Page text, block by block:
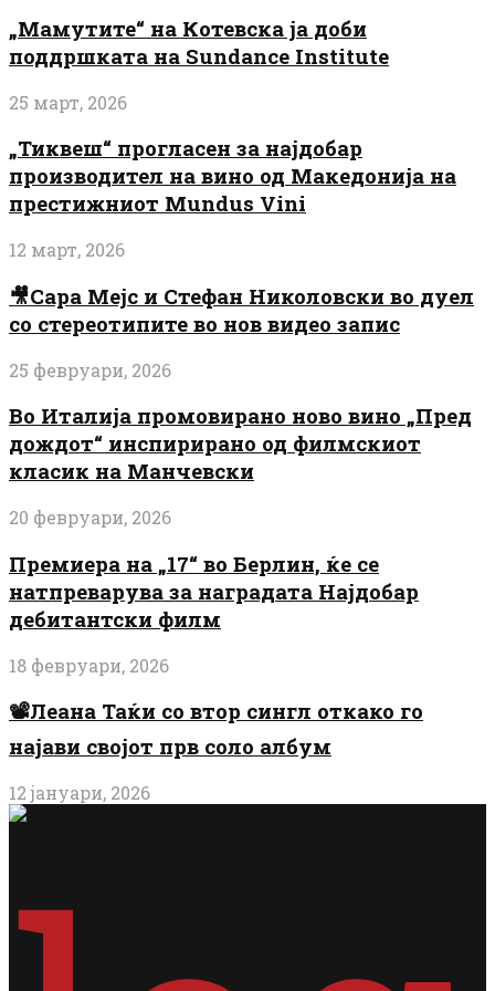
„Мамутите“ на Котевска ја доби
поддршката на Sundance Institute
25 март, 2026
„Тиквеш“ прогласен за најдобар
производител на вино од Македонија на
престижниот Mundus Vini
12 март, 2026
🎥Сара Мејс и Стефан Николовски во дуел
со стереотипите во нов видео запис
25 февруари, 2026
Во Италија промовирано ново вино „Пред
дождот“ инспирирано од филмскиот
класик на Манчевски
20 февруари, 2026
Премиера на „17“ во Берлин, ќе се
натпреварува за наградата Најдобар
дебитантски филм
18 февруари, 2026
📽️Леана Таќи со втор сингл откако го
најави својот прв соло албум
12 јануари, 2026